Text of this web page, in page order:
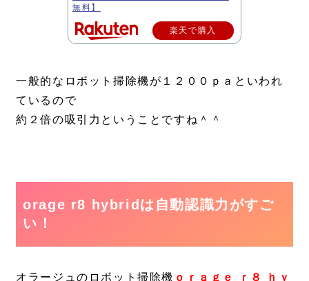
無料】
楽天で購入
一般的なロボット掃除機が１２００ｐａといわれ
ているので
約２倍の吸引力ということですね＾＾
orage r8 hybridは自動認識力がすご
い！
オラージュのロボット掃除機 ｏｒａｇｅ ｒ８ ｈｙ